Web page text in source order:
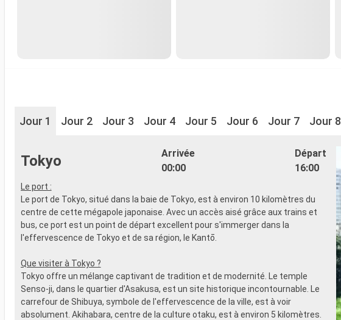
Jour 1 Jour 2 Jour 3 Jour 4 Jour 5 Jour 6 Jour 7 Jour 8
Tokyo
Arrivée
00:00
Départ
16:00
Le port :
Le port de Tokyo, situé dans la baie de Tokyo, est à environ 10 kilomètres du
centre de cette mégapole japonaise. Avec un accès aisé grâce aux trains et
bus, ce port est un point de départ excellent pour s'immerger dans la
l'effervescence de Tokyo et de sa région, le Kantō.
Que visiter à Tokyo ?
Tokyo offre un mélange captivant de tradition et de modernité. Le temple
Senso-ji, dans le quartier d'Asakusa, est un site historique incontournable. Le
carrefour de Shibuya, symbole de l'effervescence de la ville, est à voir
absolument. Akihabara, centre de la culture otaku, est à environ 5 kilomètres.